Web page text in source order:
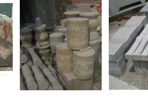
广汉公园止车柱 广汉公